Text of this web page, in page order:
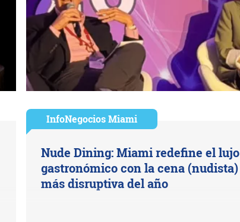
InfoNegocios Miami
Nude Dining: Miami redefine el lujo
gastronómico con la cena (nudista)
más disruptiva del año